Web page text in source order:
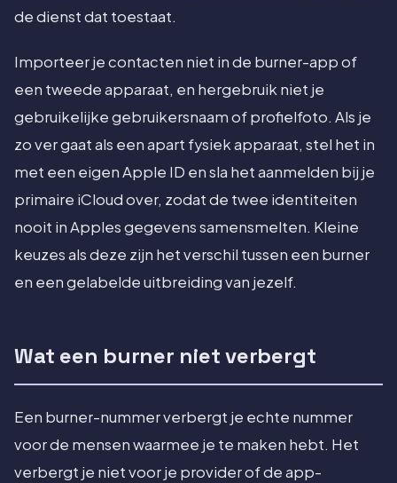
de dienst dat toestaat.
Importeer je contacten niet in de burner-app of
een tweede apparaat, en hergebruik niet je
gebruikelijke gebruikersnaam of profielfoto. Als je
zo ver gaat als een apart fysiek apparaat, stel het in
met een eigen Apple ID en sla het aanmelden bij je
primaire iCloud over, zodat de twee identiteiten
nooit in Apples gegevens samensmelten. Kleine
keuzes als deze zijn het verschil tussen een burner
en een gelabelde uitbreiding van jezelf.
Wat een burner niet verbergt
Een burner-nummer verbergt je echte nummer
voor de mensen waarmee je te maken hebt. Het
verbergt je niet voor je provider of de app-